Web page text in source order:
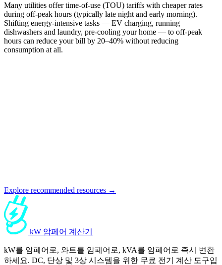
Many utilities offer time-of-use (TOU) tariffs with cheaper rates
during off-peak hours (typically late night and early morning).
Shifting energy-intensive tasks — EV charging, running
dishwashers and laundry, pre-cooling your home — to off-peak
hours can reduce your bill by 20–40% without reducing
consumption at all.
Explore recommended resources →
kW 암페어 계산기
kW를 암페어로, 와트를 암페어로, kVA를 암페어로 즉시 변환
하세요. DC, 단상 및 3상 시스템을 위한 무료 전기 계산 도구입